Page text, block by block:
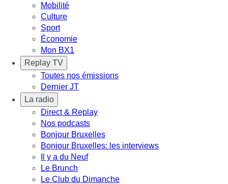
Mobilité
Culture
Sport
Économie
Mon BX1
Replay TV
Toutes nos émissions
Dernier JT
La radio
Direct & Replay
Nos podcasts
Bonjour Bruxelles
Bonjour Bruxelles: les interviews
Il y a du Neuf
Le Brunch
Le Club du Dimanche